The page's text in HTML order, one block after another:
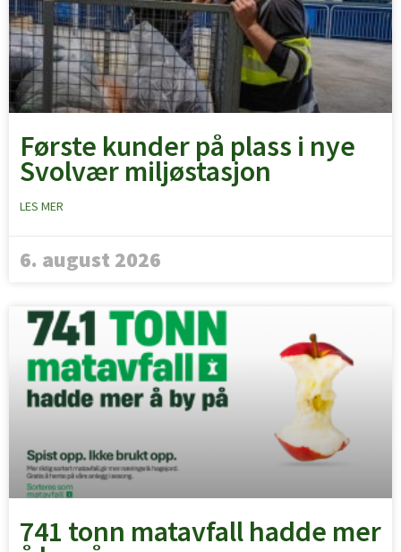
Første kunder på plass i nye
Svolvær miljøstasjon
LES MER
6. august 2026
741 tonn matavfall hadde mer